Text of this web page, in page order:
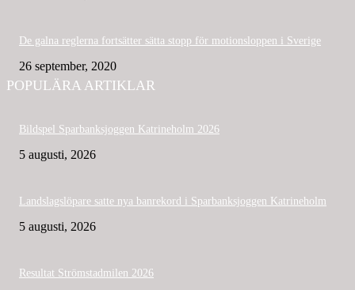
De galna reglerna fortsätter sätta stopp för motionsloppen i Sverige
26 september, 2020
POPULÄRA ARTIKLAR
Bildspel Sparbanksjoggen Katrineholm 2026
5 augusti, 2026
Landslagslöpare satte nya banrekord i Sparbanksjoggen Katrineholm
5 augusti, 2026
Resultat Strömstadmilen 2026